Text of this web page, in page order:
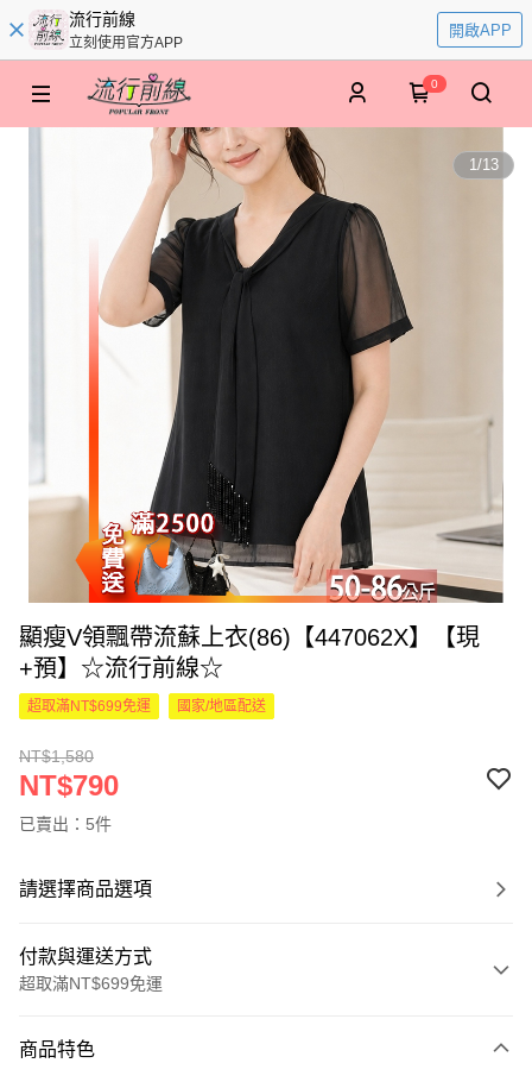
流行前線
立刻使用官方APP
開啟APP
0
1/13
顯瘦V領飄帶流蘇上衣(86)【447062X】【現
+預】☆流行前線☆
超取滿NT$699免運 國家/地區配送
NT$1,580
NT$790
已賣出：5件
請選擇商品選項
付款與運送方式
超取滿NT$699免運
信用卡一次付款
商品特色